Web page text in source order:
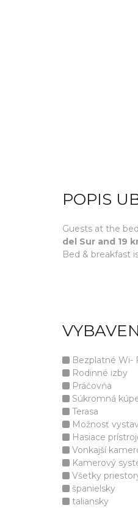
POPIS
Guests at the
del Sur and 19
Bed & breakfast
Bezplatné Wi-
Rodinné izby
Práčovňa
Súkromná
Terasa
Možnosť
Hasiace
Vonkajší
Kamerový
Všetky
španielsky
taliansky